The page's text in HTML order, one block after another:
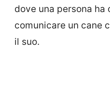
dove una persona
comunicare un cane
il suo.